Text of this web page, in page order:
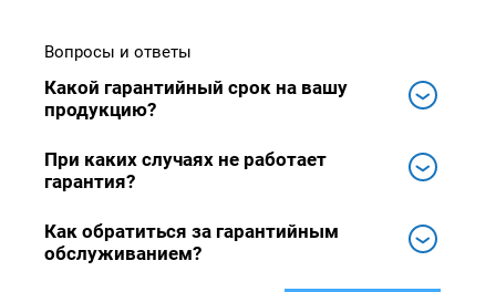
Вопросы и ответы
Какой гарантийный срок на вашу
продукцию?
При каких случаях не работает
гарантия?
Как обратиться за гарантийным
обслуживанием?